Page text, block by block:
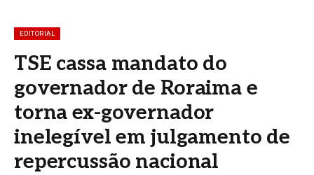
EDITORIAL
TSE cassa mandato do
governador de Roraima e
torna ex-governador
inelegível em julgamento de
repercussão nacional